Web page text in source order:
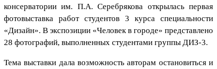
консерватории им. П.А. Серебрякова открылась первая
фотовыставка работ студентов 3 курса специальности
«Дизайн». В экспозиции «Человек в городе» представлено
28 фотографий, выполненных студентами группы ДИЗ-3.
Тема выставки дала возможность авторам остановиться и